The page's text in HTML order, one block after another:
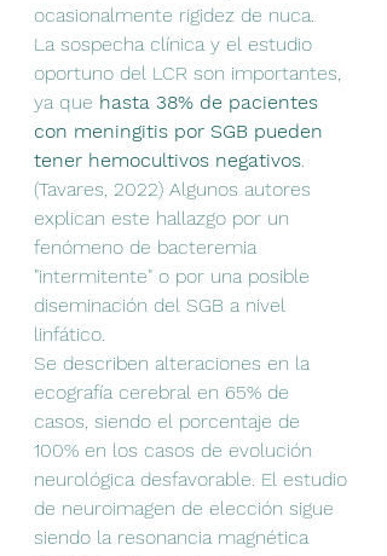
ocasionalmente rigidez de nuca.
La sospecha clínica y el estudio
oportuno del LCR son importantes,
ya que hasta 38% de pacientes
con meningitis por SGB pueden
tener hemocultivos negativos.
(Tavares, 2022) Algunos autores
explican este hallazgo por un
fenómeno de bacteremia
"intermitente" o por una posible
diseminación del SGB a nivel
linfático.
Se describen alteraciones en la
ecografía cerebral en 65% de
casos, siendo el porcentaje de
100% en los casos de evolución
neurológica desfavorable. El estudio
de neuroimagen de elección sigue
siendo la resonancia magnética